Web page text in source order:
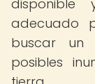
adecuado
buscar
posibles